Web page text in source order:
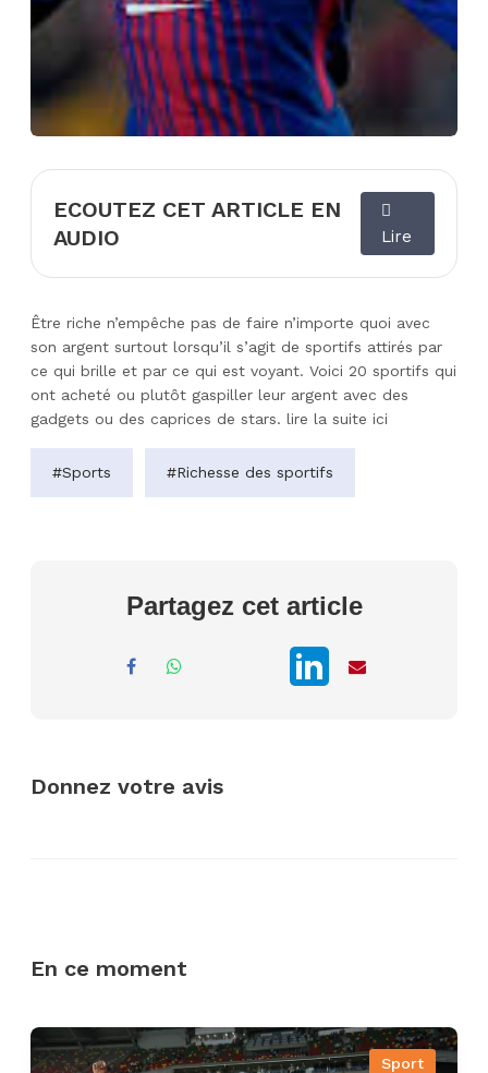
ECOUTEZ CET ARTICLE EN
AUDIO
Lire
Être riche n’empêche pas de faire n’importe quoi avec
son argent surtout lorsqu’il s’agit de sportifs attirés par
ce qui brille et par ce qui est voyant. Voici 20 sportifs qui
ont acheté ou plutôt gaspiller leur argent avec des
gadgets ou des caprices de stars. lire la suite ici
#Sports #Richesse des sportifs
Partagez cet article
Donnez votre avis
En ce moment
Sport